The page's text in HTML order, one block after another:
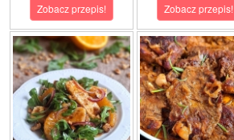
Zobacz przepis! Zobacz przepis!